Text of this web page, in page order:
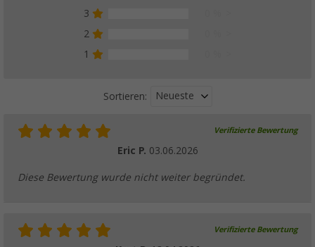
3
2
1
Sortieren: Neueste
Verifizierte Bewertung
Eric P. 03.06.2026
Diese Bewertung wurde nicht weiter begründet.
Verifizierte Bewertung